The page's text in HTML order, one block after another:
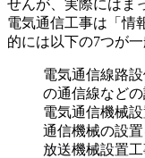
せんが、実際にはま
電気通信工事は「情
的には以下の7つが
電気通信線路
の通信線などの
電気通信機械
通信機械の設置
放送機械設置